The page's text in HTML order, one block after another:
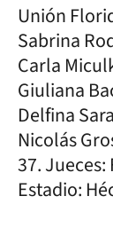
Unión
Sabrina
Carla
Giuliana
Delfina
Nicolás
37. Jueces:
Estadio: